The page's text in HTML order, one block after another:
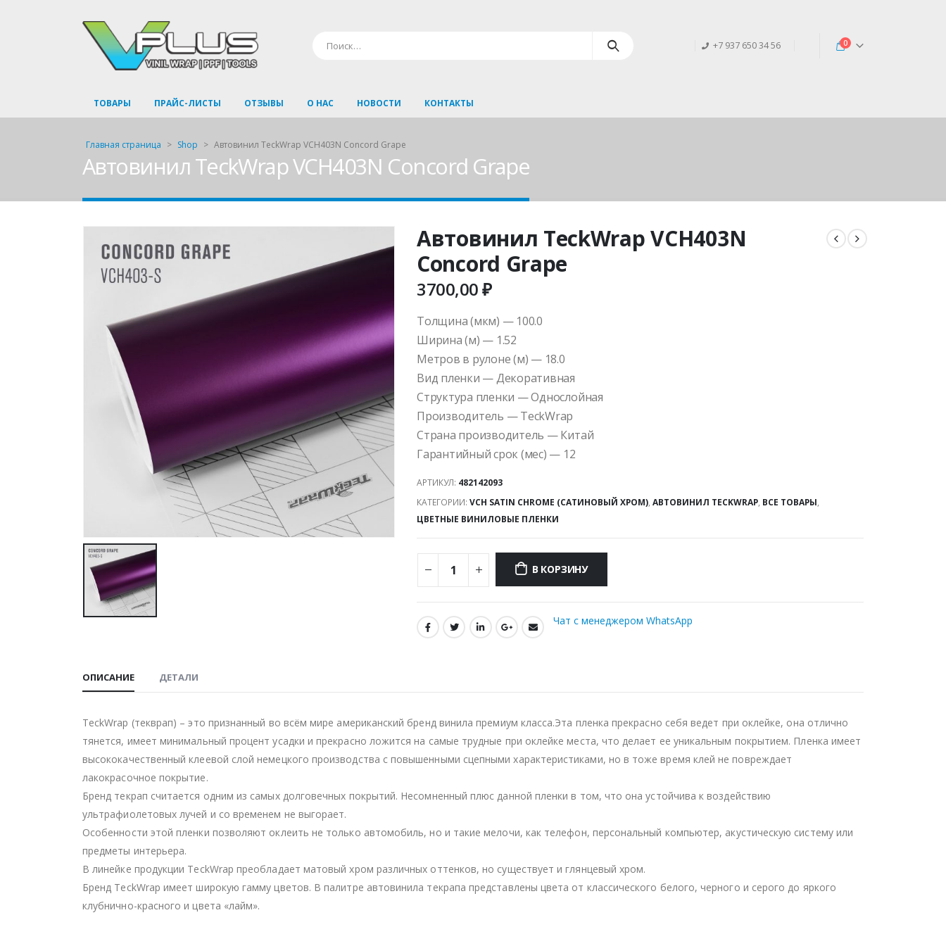
+7 937 650 34 56 0
ТОВАРЫ ПРАЙС-ЛИСТЫ ОТЗЫВЫ О НАС НОВОСТИ КОНТАКТЫ
Главная страница > Shop > Автовинил TeckWrap VCH403N Concord Grape
Автовинил TeckWrap VCH403N Concord Grape
Автовинил TeckWrap VCH403N
Concord Grape
3700,00₽
Толщина (мкм) — 100.0
Ширина (м) — 1.52
Метров в рулоне (м) — 18.0
Вид пленки — Декоративная
Структура пленки — Однослойная
Производитель — TeckWrap
Страна производитель — Китай
Гарантийный срок (мес) — 12
АРТИКУЛ: 482142093
КАТЕГОРИИ: VCH SATIN CHROME (САТИНОВЫЙ ХРОМ), АВТОВИНИЛ TECKWRAP, ВСЕ ТОВАРЫ,
ЦВЕТНЫЕ ВИНИЛОВЫЕ ПЛЕНКИ
В КОРЗИНУ
Чат с менеджером WhatsApp
ОПИСАНИЕ ДЕТАЛИ
TeckWrap (текврап) – это признанный во всём мире американский бренд винила премиум класса.Эта пленка прекрасно себя ведет при оклейке, она отлично
тянется, имеет минимальный процент усадки и прекрасно ложится на самые трудные при оклейке места, что делает ее уникальным покрытием. Пленка имеет
высококачественный клеевой слой немецкого производства с повышенными сцепными характеристиками, но в тоже время клей не повреждает
лакокрасочное покрытие.
Бренд текрап считается одним из самых долговечных покрытий. Несомненный плюс данной пленки в том, что она устойчива к воздействию
ультрафиолетовых лучей и со временем не выгорает.
Особенности этой пленки позволяют оклеить не только автомобиль, но и такие мелочи, как телефон, персональный компьютер, акустическую систему или
предметы интерьера.
В линейке продукции TeckWrap преобладает матовый хром различных оттенков, но существует и глянцевый хром.
Бренд TeckWrap имеет широкую гамму цветов. В палитре автовинила текрапа представлены цвета от классического белого, черного и серого до яркого
клубнично-красного и цвета «лайм».